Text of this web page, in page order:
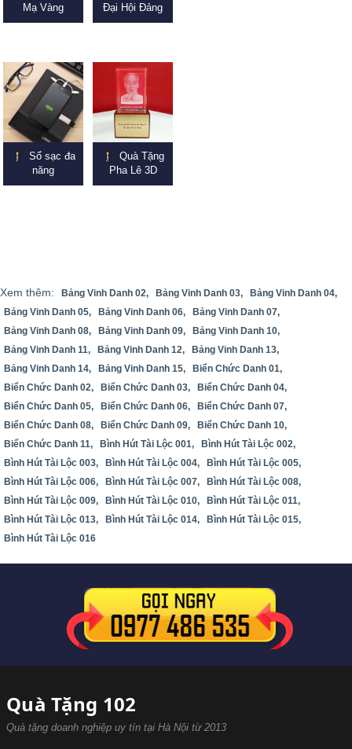
Mạ Vàng
Đại Hội Đảng
Sổ sạc đa
năng
Quà Tặng
Pha Lê 3D
Xem thêm: Bảng Vinh Danh 02, Bảng Vinh Danh 03,
Bảng Vinh Danh 04,
Bảng Vinh Danh 05,
Bảng Vinh Danh 06,
Bảng Vinh Danh 07,
Bảng Vinh Danh 08,
Bảng Vinh Danh 09,
Bảng Vinh Danh 10,
Bảng Vinh Danh 11,
Bảng Vinh Danh 12,
Bảng Vinh Danh 13,
Bảng Vinh Danh 14,
Bảng Vinh Danh 15,
Biển Chức Danh 01,
Biển Chức Danh 02,
Biển Chức Danh 03,
Biển Chức Danh 04,
Biển Chức Danh 05,
Biển Chức Danh 06,
Biển Chức Danh 07,
Biển Chức Danh 08,
Biển Chức Danh 09,
Biển Chức Danh 10,
Biển Chức Danh 11,
Bình Hút Tài Lộc 001,
Bình Hút Tài Lộc 002,
Bình Hút Tài Lộc 003,
Bình Hút Tài Lộc 004,
Bình Hút Tài Lộc 005,
Bình Hút Tài Lộc 006,
Bình Hút Tài Lộc 007,
Bình Hút Tài Lộc 008,
Bình Hút Tài Lộc 009,
Bình Hút Tài Lộc 010,
Bình Hút Tài Lộc 011,
Bình Hút Tài Lộc 013,
Bình Hút Tài Lộc 014,
Bình Hút Tài Lộc 015,
Bình Hút Tài Lộc 016
Quà Tặng 102
Quà tặng doanh nghiệp uy tín tại Hà Nội từ 2013